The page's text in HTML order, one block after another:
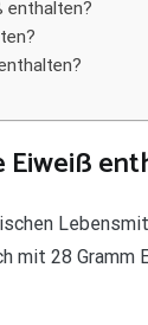
enthalten?
Eiweiß
mit 28 Gramm